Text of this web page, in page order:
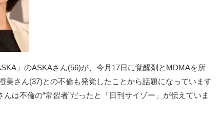
」のASKAさん(56)が、今月17日に覚醒剤とMDMAを所
美さん(37)との不倫も発覚したことから話題になっています
は不倫の“常習者”だったと「日刊サイゾー」が伝えていま